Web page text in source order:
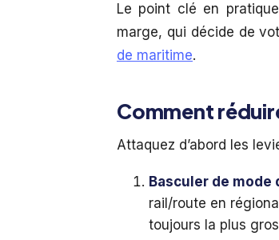
Le point clé en
marge, qui décide de
de maritime.
Comment
Attaquez d’abord les
Basculer de
rail/route en
toujours la plus